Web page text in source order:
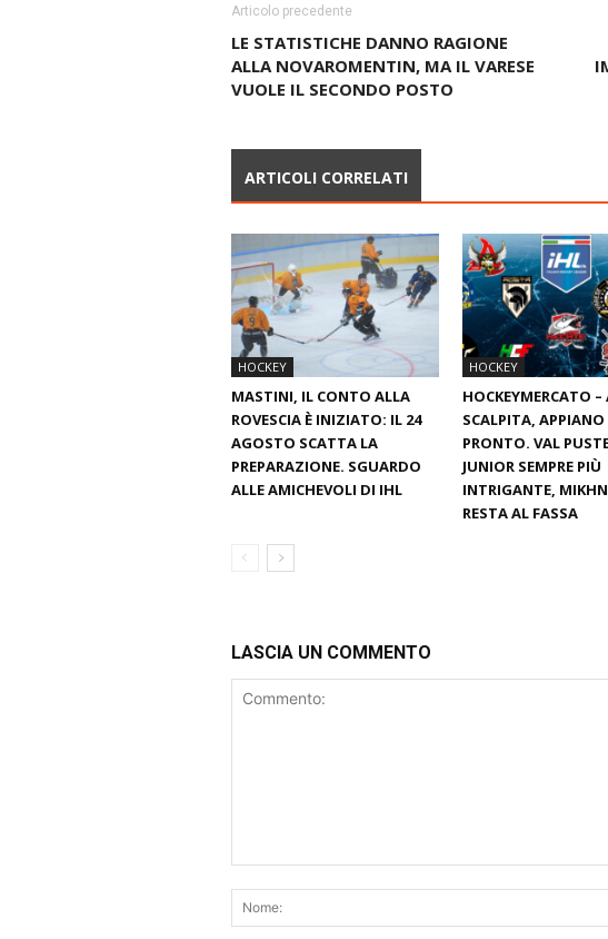
Articolo precedente
LE STATISTICHE DANNO RAGIONE
ALLA NOVAROMENTIN, MA IL VARESE
VUOLE IL SECONDO POSTO
ARTICOLI CORRELATI
HOCKEY
MASTINI, IL CONTO ALLA
ROVESCIA È INIZIATO: IL 24
AGOSTO SCATTA LA
PREPARAZIONE. SGUARDO
ALLE AMICHEVOLI DI IHL
HOCKEY
HOCKEYMERCATO
SCALPITA, APPIANO
PRONTO. VAL
JUNIOR SEMPRE PIÙ
INTRIGANTE,
RESTA AL FASSA
LASCIA UN COMMENTO